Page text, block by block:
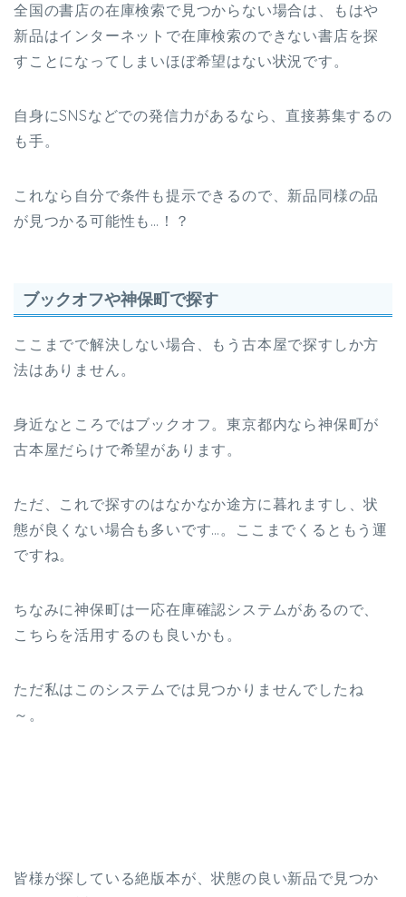
全国の書店の在庫検索で見つからない場合は、もはや
新品はインターネットで在庫検索のできない書店を探
すことになってしまいほぼ希望はない状況です。
自身にSNSなどでの発信力があるなら、直接募集するの
も手。
これなら自分で条件も提示できるので、新品同様の品
が見つかる可能性も…！？
ブックオフや神保町で探す
ここまでで解決しない場合、もう古本屋で探すしか方
法はありません。
身近なところではブックオフ。東京都内なら神保町が
古本屋だらけで希望があります。
ただ、これで探すのはなかなか途方に暮れますし、状
態が良くない場合も多いです…。ここまでくるともう運
ですね。
ちなみに神保町は一応在庫確認システムがあるので、
こちらを活用するのも良いかも。
ただ私はこのシステムでは見つかりませんでしたね
～。
皆様が探している絶版本が、状態の良い新品で見つか